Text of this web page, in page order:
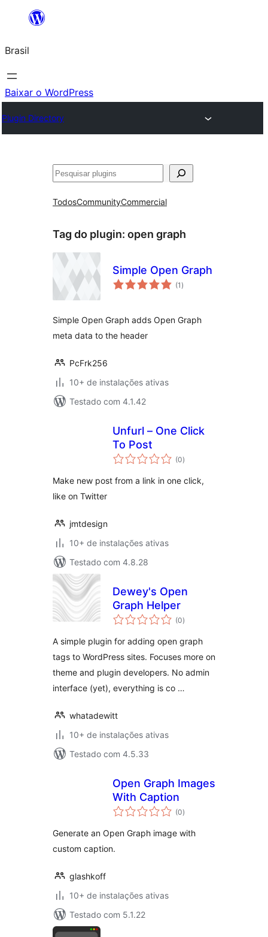
o
conteúdo
Brasil
Baixar o WordPress
Plugin Directory
Pesquisar
TodosCommunityCommercial
Tag do plugin: open graph
Simple Open Graph
(1 total
de
)
Simple Open Graph adds Open Graph
meta data to the header
PcFrk256
10+ de instalações ativas
Testado com 4.1.42
Unfurl – One Click
To Post
(0total
de
)
Make new post from a link in one click,
like on Twitter
jmtdesign
10+ de instalações ativas
Testado com 4.8.28
Dewey's Open
Graph Helper
(0total
de
)
A simple plugin for adding open graph
tags to WordPress sites. Focuses more on
theme and plugin developers. No admin
interface (yet), everything is co …
whatadewitt
10+ de instalações ativas
Testado com 4.5.33
Open Graph Images
With Caption
(0total
de
)
Generate an Open Graph image with
custom caption.
glashkoff
10+ de instalações ativas
Testado com 5.1.22